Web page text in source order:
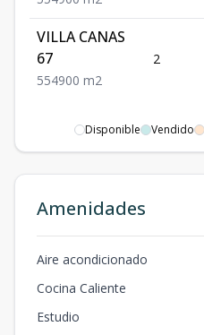
VILLA CANAS
67
554900 m2
2
Disponible Vendido
Amenidades
Aire acondicionado
Cocina Caliente
Estudio